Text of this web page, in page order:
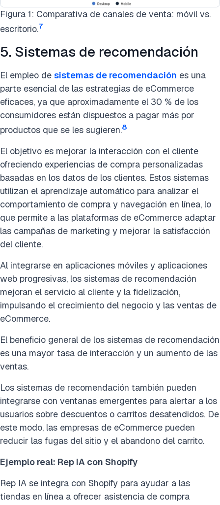
Figura 1: Comparativa de canales de venta: móvil vs.
escritorio.7
5. Sistemas de recomendación
El empleo de sistemas de recomendación es una
parte esencial de las estrategias de eCommerce
eficaces, ya que aproximadamente el 30 % de los
consumidores están dispuestos a pagar más por
productos que se les sugieren.8
El objetivo es mejorar la interacción con el cliente
ofreciendo experiencias de compra personalizadas
basadas en los datos de los clientes. Estos sistemas
utilizan el aprendizaje automático para analizar el
comportamiento de compra y navegación en línea, lo
que permite a las plataformas de eCommerce adaptar
las campañas de marketing y mejorar la satisfacción
del cliente.
Al integrarse en aplicaciones móviles y aplicaciones
web progresivas, los sistemas de recomendación
mejoran el servicio al cliente y la fidelización,
impulsando el crecimiento del negocio y las ventas de
eCommerce.
El beneficio general de los sistemas de recomendación
es una mayor tasa de interacción y un aumento de las
ventas.
Los sistemas de recomendación también pueden
integrarse con ventanas emergentes para alertar a los
usuarios sobre descuentos o carritos desatendidos. De
este modo, las empresas de eCommerce pueden
reducir las fugas del sitio y el abandono del carrito.
Ejemplo real: Rep IA con Shopify
Rep IA se integra con Shopify para ayudar a las
tiendas en línea a ofrecer asistencia de compra